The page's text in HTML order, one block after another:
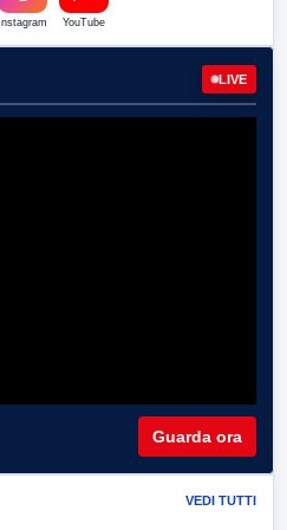
Instagram YouTube
LIVE
Guarda ora
VEDI TUTTI